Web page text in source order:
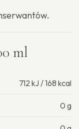
ml
712 kJ / 168 kcal
0 g